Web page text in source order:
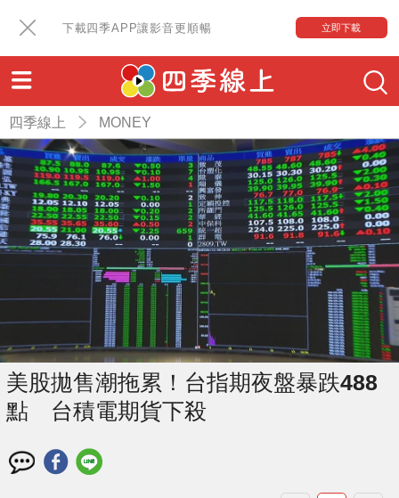
下載四季APP讓影音更順暢 立即下載
四季線上 MONEY
美股拋售潮拖累！台指期夜盤暴跌488
點 台積電期貨下殺